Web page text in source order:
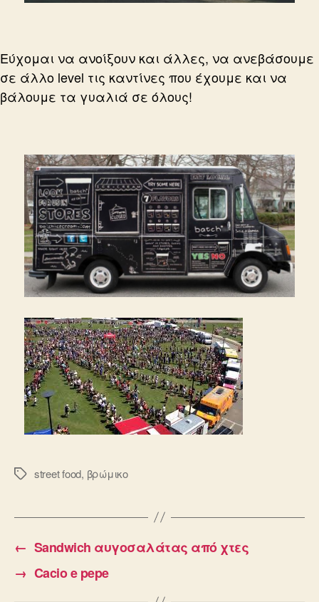
Εύχομαι να ανοίξουν και άλλες, να ανεβάσουμε
σε άλλο level τις καντίνες που έχουμε και να
βάλουμε τα γυαλιά σε όλους!
Ετικέτεςstreet food, βρώμικο
← Sandwich αυγοσαλάτας από χτες
→ Cacio e pepe